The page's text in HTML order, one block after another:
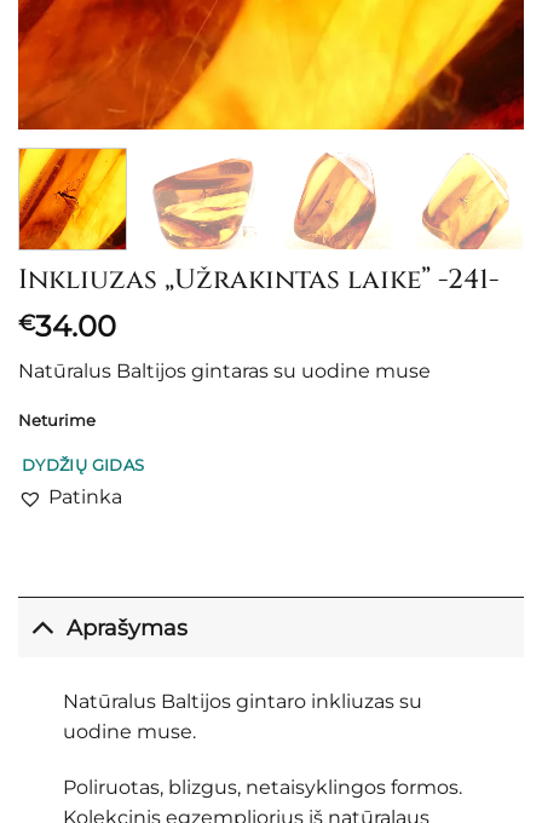
Inkliuzas „Užrakintas laike” -241-
€34.00
Natūralus Baltijos gintaras su uodine muse
Neturime
DYDŽIŲ GIDAS
Patinka
Aprašymas
Natūralus Baltijos gintaro inkliuzas su
uodine muse.
Poliruotas, blizgus, netaisyklingos formos.
Kolekcinis egzempliorius iš natūralaus